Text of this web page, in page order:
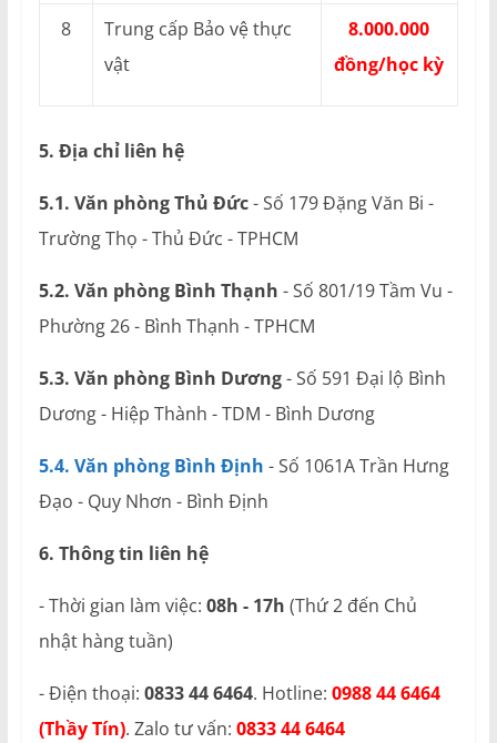
8
Trung cấp Bảo vệ thực
vật
8.000.000
đồng/học kỳ
5. Địa chỉ liên hệ
5.1. Văn phòng Thủ Đức- Số 179 Đặng Văn Bi -
Trường Thọ - Thủ Đức - TPHCM
5.2. Văn phòng Bình Thạnh - Số 801/19 Tầm Vu -
Phường 26 - Bình Thạnh - TPHCM
5.3. Văn phòng Bình Dương- Số 591 Đại lộ Bình
Dương - Hiệp Thành - TDM - Bình Dương
5.4. Văn phòng Bình Định - Số 1061A Trần Hưng
Đạo - Quy Nhơn - Bình Định
6. Thông tin liên hệ
- Thời gian làm việc: 08h - 17h (Thứ 2 đến Chủ
nhật hàng tuần)
- Điện thoại: 0833 44 6464. Hotline: 0988 44 6464
(Thầy Tín). Zalo tư vấn: 0833 44 6464